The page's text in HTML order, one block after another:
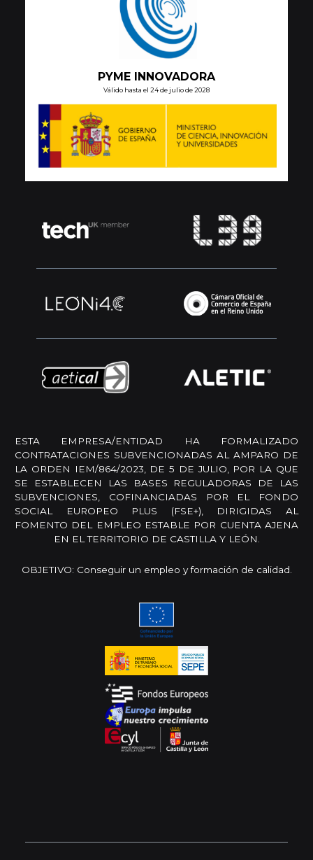
PYME INNOVADORA
Válido hasta el 24 de julio de 2028
ESTA EMPRESA/ENTIDAD HA FORMALIZADO
CONTRATACIONES SUBVENCIONADAS AL AMPARO DE
LA ORDEN IEM/864/2023, DE 5 DE JULIO, POR LA QUE
SE ESTABLECEN LAS BASES REGULADORAS DE LAS
SUBVENCIONES, COFINANCIADAS POR EL FONDO
SOCIAL EUROPEO PLUS (FSE+), DIRIGIDAS AL
FOMENTO DEL EMPLEO ESTABLE POR CUENTA AJENA
EN EL TERRITORIO DE CASTILLA Y LEÓN.
OBJETIVO: Conseguir un empleo y formación de calidad.